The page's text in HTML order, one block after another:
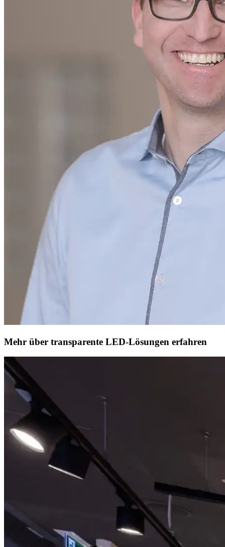
Mehr über transparente LED-Lösungen erfahren